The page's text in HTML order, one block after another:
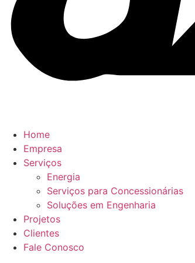
Home
Empresa
Serviços
Energia
Serviços para Concessionárias
Soluções em Engenharia
Projetos
Clientes
Fale Conosco